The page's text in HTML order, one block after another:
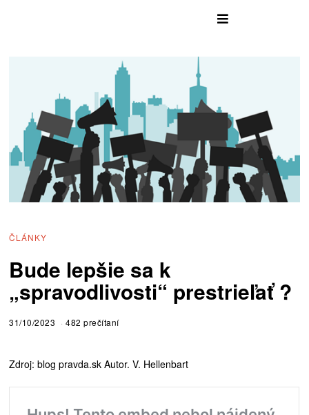
ČLÁNKY
Bude lepšie sa k
„spravodlivosti“ prestrieľať ?
31/10/2023 482 prečítaní
Zdroj: blog pravda.sk Autor. V. Hellenbart